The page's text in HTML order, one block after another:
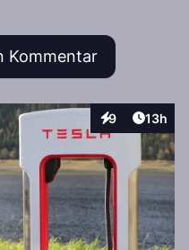
Kommentar
9
Interaktionen
Artikel
13h